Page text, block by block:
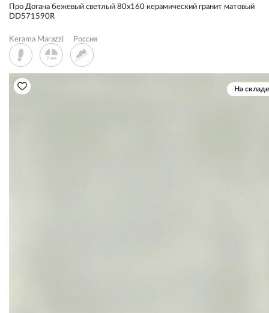
Про Догана бежевый светлый 80x160 керамический гранит матовый
DD571590R
Kerama Marazzi Россия
На складе